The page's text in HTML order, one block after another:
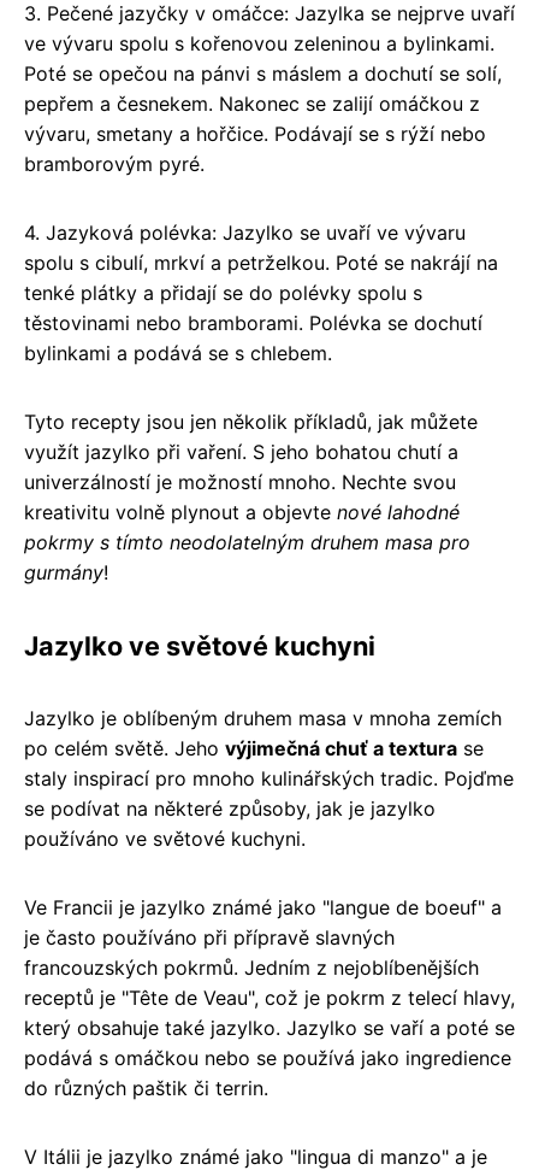
3. Pečené jazyčky v omáčce: Jazylka se nejprve uvaří
ve vývaru spolu s kořenovou zeleninou a bylinkami.
Poté se opečou na pánvi s máslem a dochutí se solí,
pepřem a česnekem. Nakonec se zalijí omáčkou z
vývaru, smetany a hořčice. Podávají se s rýží nebo
bramborovým pyré.
4. Jazyková polévka: Jazylko se uvaří ve vývaru
spolu s cibulí, mrkví a petrželkou. Poté se nakrájí na
tenké plátky a přidají se do polévky spolu s
těstovinami nebo bramborami. Polévka se dochutí
bylinkami a podává se s chlebem.
Tyto recepty jsou jen několik příkladů, jak můžete
využít jazylko při vaření. S jeho bohatou chutí a
univerzálností je možností mnoho. Nechte svou
kreativitu volně plynout a objevte nové lahodné
pokrmy s tímto neodolatelným druhem masa pro
gurmány!
Jazylko ve světové kuchyni
Jazylko je oblíbeným druhem masa v mnoha zemích
po celém světě. Jeho výjimečná chuť a textura se
staly inspirací pro mnoho kulinářských tradic. Pojďme
se podívat na některé způsoby, jak je jazylko
používáno ve světové kuchyni.
Ve Francii je jazylko známé jako "langue de boeuf" a
je často používáno při přípravě slavných
francouzských pokrmů. Jedním z nejoblíbenějších
receptů je "Tête de Veau", což je pokrm z telecí hlavy,
který obsahuje také jazylko. Jazylko se vaří a poté se
podává s omáčkou nebo se používá jako ingredience
do různých paštik či terrin.
V Itálii je jazylko známé jako "lingua di manzo" a je